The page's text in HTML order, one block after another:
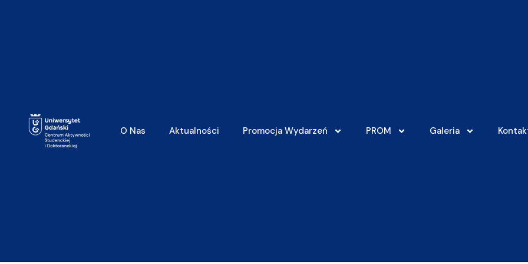
O Nas Aktualności Promocja Wydarzeń PROM Galeria